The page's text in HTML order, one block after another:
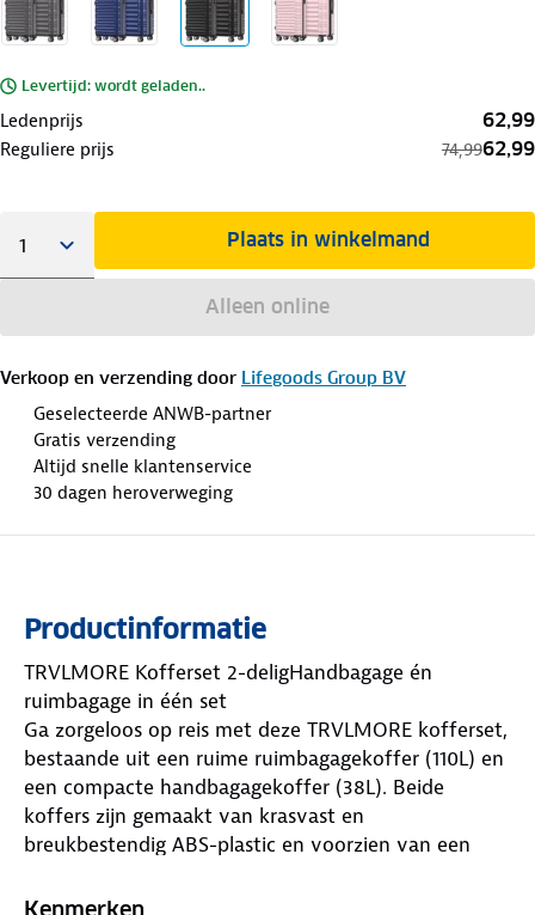
Levertijd: wordt geladen..
Ledenprijs 62,99
Reguliere prijs 74,9962,99
Plaats in winkelmand
Alleen online
Verkoop en verzending door Lifegoods Group BV
Geselecteerde ANWB-partner
Gratis verzending
Altijd snelle klantenservice
30 dagen heroverweging
Productinformatie
TRVLMORE Kofferset 2-deligHandbagage én
ruimbagage in één set
Ga zorgeloos op reis met deze TRVLMORE kofferset,
bestaande uit een ruime ruimbagagekoffer (110L) en
een compacte handbagagekoffer (38L). Beide
koffers zijn gemaakt van krasvast en
breukbestendig ABS-plastic en voorzien van een
het telescopisch handvat ben je verzekerd van
Kenmerken